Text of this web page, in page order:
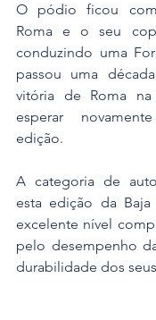
O pódio ficou
Roma e o seu
conduzindo uma
passou uma
vitória de Roma
esperar
edição.
A categoria de
esta edição da
excelente nível
pelo desempenho
durabilidade dos